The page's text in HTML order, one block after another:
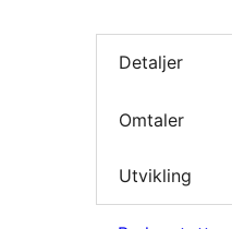
Detaljer
Omtaler
Utvikling